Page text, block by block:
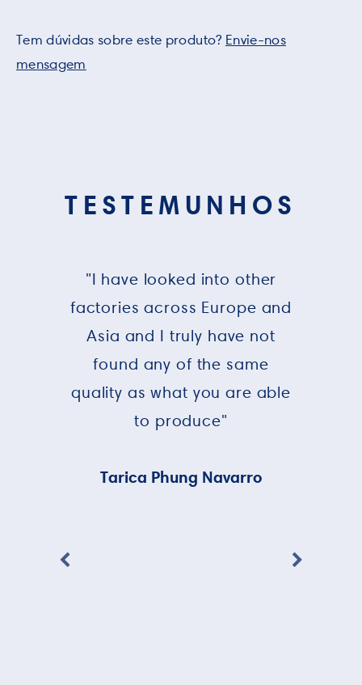
Tem dúvidas sobre este produto? Envie-nos
mensagem
TESTEMUNHOS
"I have looked into other
factories across Europe and
Asia and I truly have not
found any of the same
quality as what you are able
to produce"
Tarica Phung Navarro